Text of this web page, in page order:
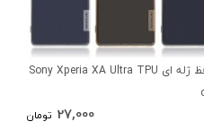
محافظ ژله ای Sony Xperia XA Ultra TPU
27,000 تومان